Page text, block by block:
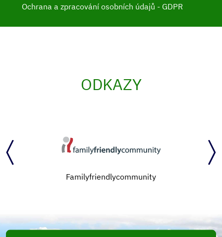
Ochrana a zpracování osobních údajů - GDPR
ODKAZY
Familyfriendlycommunity